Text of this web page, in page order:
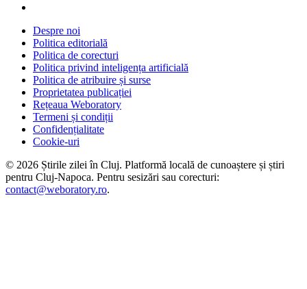
Despre noi
Politica editorială
Politica de corecturi
Politica privind inteligența artificială
Politica de atribuire și surse
Proprietatea publicației
Rețeaua Weboratory
Termeni și condiții
Confidențialitate
Cookie-uri
© 2026 Știrile zilei în Cluj. Platformă locală de cunoaștere și știri
pentru Cluj-Napoca. Pentru sesizări sau corecturi:
contact@weboratory.ro.